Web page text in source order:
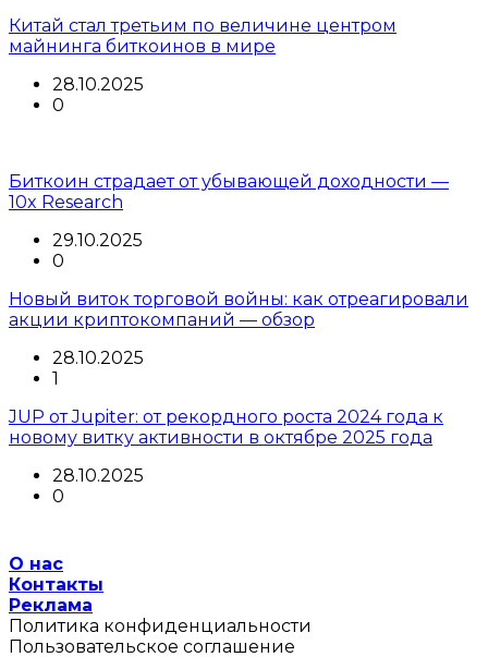
Китай стал третьим по величине центром
майнинга биткоинов в мире
28.10.2025
0
Биткоин страдает от убывающей доходности —
10x Research
29.10.2025
0
Новый виток торговой войны: как отреагировали
акции криптокомпаний — обзор
28.10.2025
1
JUP от Jupiter: от рекордного роста 2024 года к
новому витку активности в октябре 2025 года
28.10.2025
0
О нас
Контакты
Реклама
Политика конфиденциальности
Пользовательское соглашение